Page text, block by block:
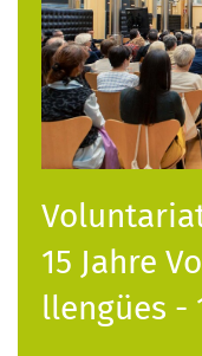
15 Jahre
llengües -